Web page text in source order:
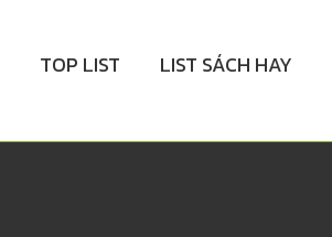
TOP LIST LIST SÁCH HAY